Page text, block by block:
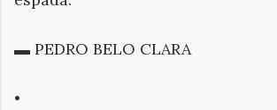
▬ PEDRO BELO CLARA
•